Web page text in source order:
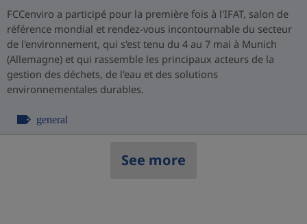
FCCenviro a participé pour la première fois à l'IFAT, salon de
référence mondial et rendez-vous incontournable du secteur
de l'environnement, qui s'est tenu du 4 au 7 mai à Munich
(Allemagne) et qui rassemble les principaux acteurs de la
gestion des déchets, de l'eau et des solutions
environnementales durables.
general
See more